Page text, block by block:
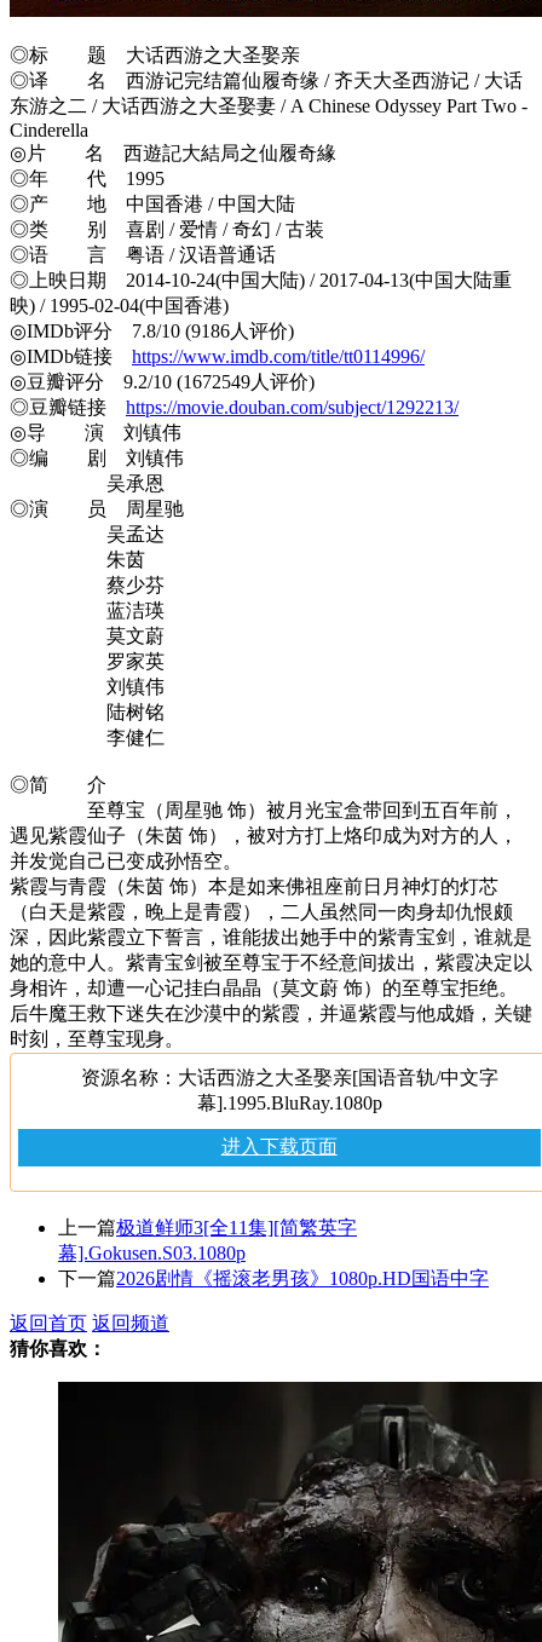
◎标 题 大话西游之大圣娶亲
◎译 名 西游记完结篇仙履奇缘 / 齐天大圣西游记 / 大话
东游之二 / 大话西游之大圣娶妻 / A Chinese Odyssey Part Two -
Cinderella
◎片 名 西遊記大結局之仙履奇緣
◎年 代 1995
◎产 地 中国香港 / 中国大陆
◎类 别 喜剧 / 爱情 / 奇幻 / 古装
◎语 言 粤语 / 汉语普通话
◎上映日期 2014-10-24(中国大陆) / 2017-04-13(中国大陆重
映) / 1995-02-04(中国香港)
◎IMDb评分 7.8/10 (9186人评价)
◎IMDb链接 https://www.imdb.com/title/tt0114996/
◎豆瓣评分 9.2/10 (1672549人评价)
◎豆瓣链接 https://movie.douban.com/subject/1292213/
◎导 演 刘镇伟
◎编 剧 刘镇伟
吴承恩
◎演 员 周星驰
吴孟达
朱茵
蔡少芬
蓝洁瑛
莫文蔚
罗家英
刘镇伟
陆树铭
李健仁
◎简 介
至尊宝（周星驰 饰）被月光宝盒带回到五百年前，
遇见紫霞仙子（朱茵 饰），被对方打上烙印成为对方的人，
并发觉自己已变成孙悟空。
紫霞与青霞（朱茵 饰）本是如来佛祖座前日月神灯的灯芯
（白天是紫霞，晚上是青霞），二人虽然同一肉身却仇恨颇
深，因此紫霞立下誓言，谁能拔出她手中的紫青宝剑，谁就是
她的意中人。紫青宝剑被至尊宝于不经意间拔出，紫霞决定以
身相许，却遭一心记挂白晶晶（莫文蔚 饰）的至尊宝拒绝。
后牛魔王救下迷失在沙漠中的紫霞，并逼紫霞与他成婚，关键
时刻，至尊宝现身。
资源名称：大话西游之大圣娶亲[国语音轨/中文字
幕].1995.BluRay.1080p
进入下载页面
上一篇极道鲜师3[全11集][简繁英字
幕].Gokusen.S03.1080p
下一篇2026剧情《摇滚老男孩》1080p.HD国语中字
返回首页 返回频道
猜你喜欢：